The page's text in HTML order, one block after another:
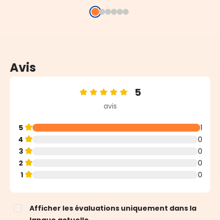
Avis
Note moyenne de 5 sur 5 étoiles
5
avis
5
1
4
0
3
0
2
0
1
0
Afficher les évaluations uniquement dans la